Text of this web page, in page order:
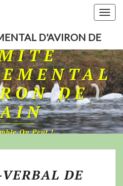
D'AVIRON DE
DE
On Peut !…
VERBAL DE